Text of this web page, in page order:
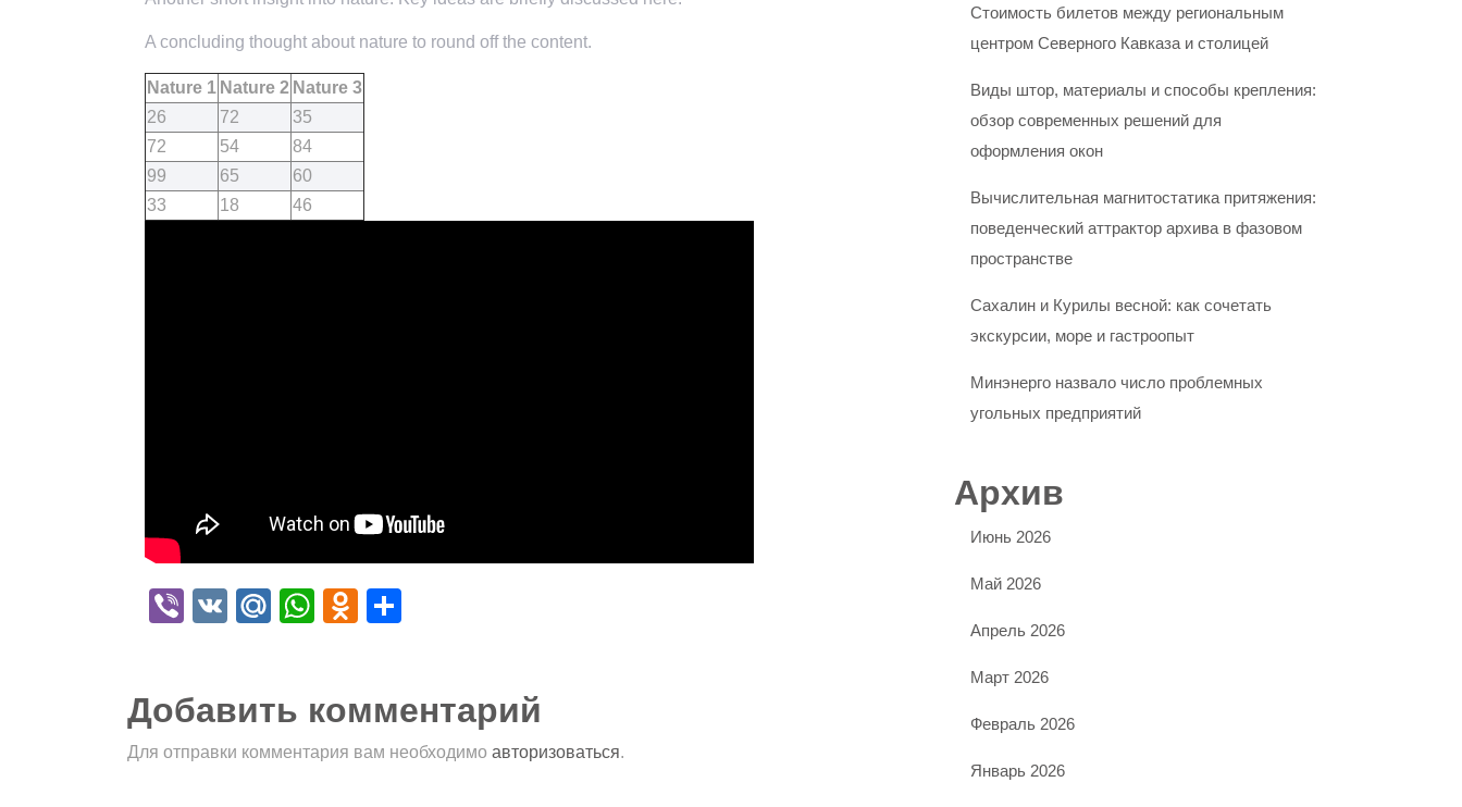
A concluding thought about nature to round off the content.
Nature 1 Nature 2 Nature 3
26
72
35
72
54
84
99
65
60
33
18 46
Viber
VK Mail.Ru
WhatsApp
Odnoklassniki
Добавить комментарий
Для отправки комментария вам необходимо авторизоваться.
Стоимость билетов между региональным
центром Северного Кавказа и столицей
Виды штор, материалы и способы крепления:
обзор современных решений для
оформления окон
Вычислительная магнитостатика притяжения:
поведенческий аттрактор архива в фазовом
пространстве
Сахалин и Курилы весной: как сочетать
экскурсии, море и гастроопыт
Минэнерго назвало число проблемных
угольных предприятий
Архив
Июнь 2026
Май 2026
Апрель 2026
Март 2026
Февраль 2026
Январь 2026